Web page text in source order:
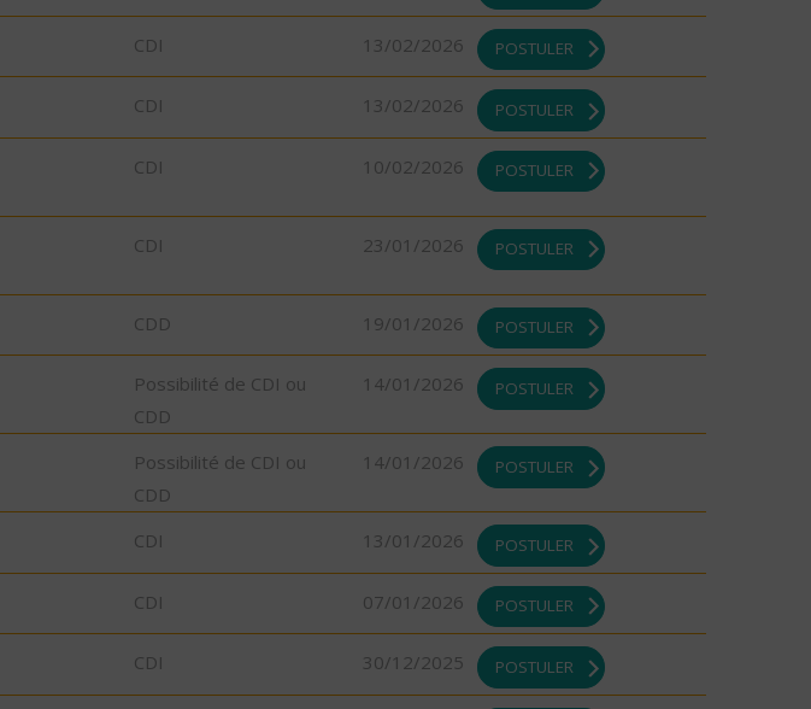
CDI 13/02/2026 POSTULER
CDI 13/02/2026 POSTULER
CDI 10/02/2026 POSTULER
CDI 23/01/2026 POSTULER
CDD 19/01/2026 POSTULER
Possibilité de CDI ou
CDD
14/01/2026 POSTULER
Possibilité de CDI ou
CDD
14/01/2026 POSTULER
CDI 13/01/2026 POSTULER
CDI 07/01/2026 POSTULER
CDI 30/12/2025 POSTULER